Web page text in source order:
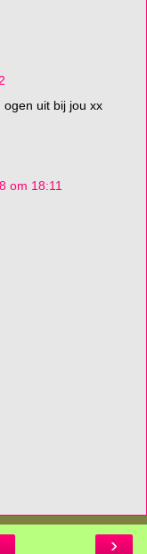
ogen uit bij jou xx
om 18:11
›